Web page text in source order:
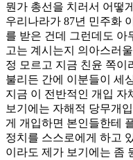
뭔가 총선을 치러서 어떻
우리나라가 87년 민주화
를 받은 건데 그런데도 아
고는 계시는지 의아스러
정 모르고 지금 친윤 쪽이
불리든 간에 이분들이 세
지금 이 전반적인 개입 자
보기에는 자해적 당무개
게 개입하면 본인들한테
정치를 스스로에게 하고
이라도 제가 보기에는 좀